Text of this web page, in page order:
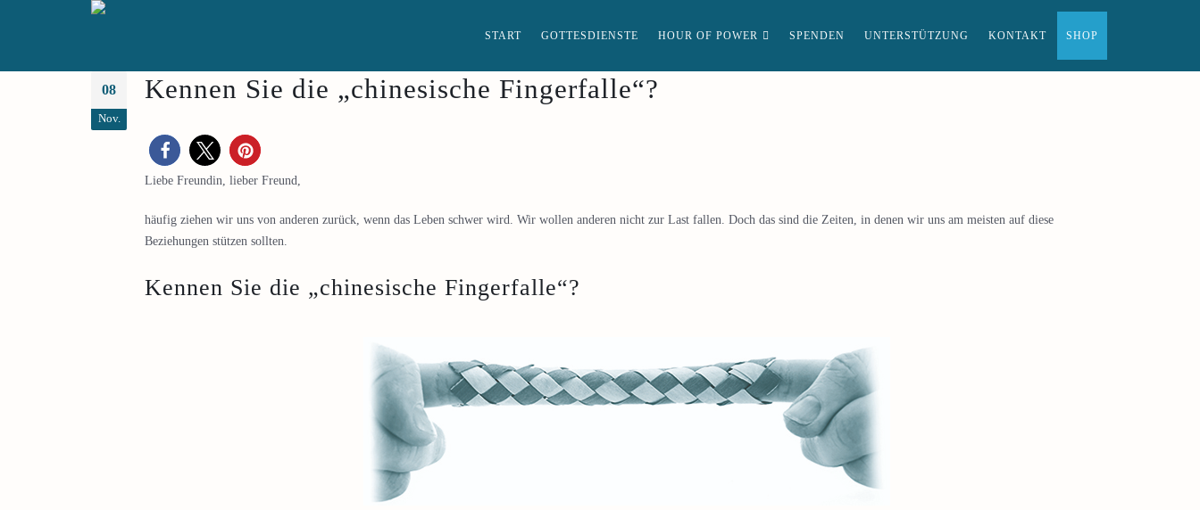
START GOTTESDIENSTE HOUR OF POWER SPENDEN UNTERSTÜTZUNG KONTAKT SHOP
08
Nov.
Kennen Sie die „chinesische Fingerfalle“?
Liebe Freundin, lieber Freund,
häufig ziehen wir uns von anderen zurück, wenn das Leben schwer wird. Wir wollen anderen nicht zur Last fallen. Doch das sind die Zeiten, in denen wir uns am meisten auf diese
Beziehungen stützen sollten.
Kennen Sie die „chinesische Fingerfalle“?